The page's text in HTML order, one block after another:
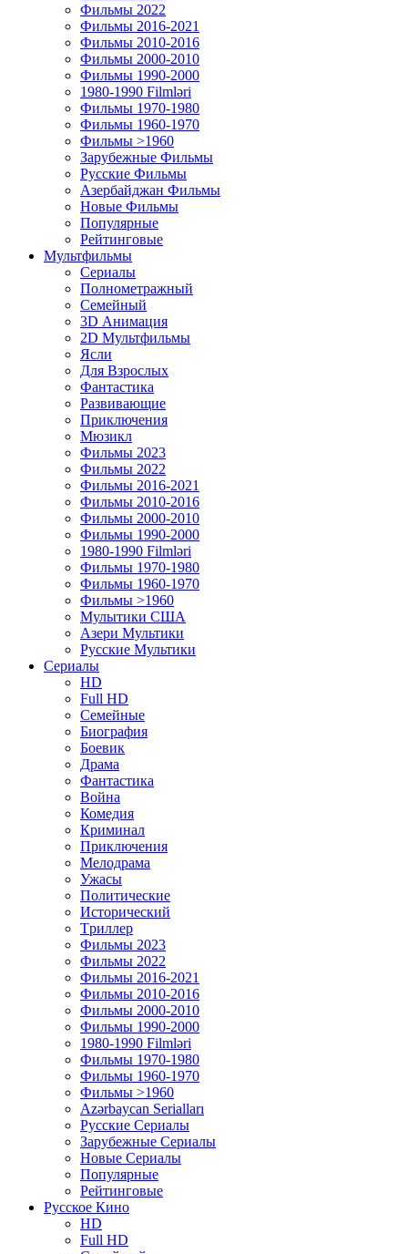
Фильмы 2022
Фильмы 2016-2021
Фильмы 2010-2016
Фильмы 2000-2010
Фильмы 1990-2000
1980-1990 Filmləri
Фильмы 1970-1980
Фильмы 1960-1970
Фильмы >1960
Зарубежные Фильмы
Русские Фильмы
Азербайджан Фильмы
Новые Фильмы
Популярные
Рейтинговые
Мультфильмы
Сериалы
Полнометражный
Семейный
3D Анимация
2D Мультфильмы
Ясли
Для Взрослых
Фантастика
Развивающие
Приключения
Мюзикл
Фильмы 2023
Фильмы 2022
Фильмы 2016-2021
Фильмы 2010-2016
Фильмы 2000-2010
Фильмы 1990-2000
1980-1990 Filmləri
Фильмы 1970-1980
Фильмы 1960-1970
Фильмы >1960
Мулытики США
Азери Мультики
Русские Мультики
Сериалы
HD
Full HD
Семейные
Биография
Боевик
Драма
Фантастика
Война
Комедия
Криминал
Приключения
Мелодрама
Ужасы
Политические
Исторический
Tриллер
Фильмы 2023
Фильмы 2022
Фильмы 2016-2021
Фильмы 2010-2016
Фильмы 2000-2010
Фильмы 1990-2000
1980-1990 Filmləri
Фильмы 1970-1980
Фильмы 1960-1970
Фильмы >1960
Azərbaycan Serialları
Русские Сериалы
Зарубежные Сериалы
Новые Сериалы
Популярные
Рейтинговые
Русское Кино
HD
Full HD